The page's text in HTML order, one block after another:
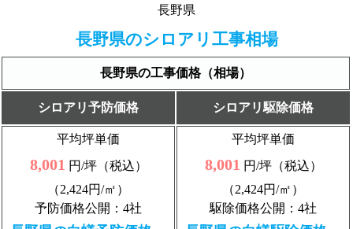
長野県
長野県のシロアリ工事相場
長野県の工事価格（相場）
シロアリ予防価格 シロアリ駆除価格
平均坪単価
8,001 円/坪（税込）
（2,424円/㎡）
予防価格公開：4社
平均坪単価
8,001 円/坪（税込）
（2,424円/㎡）
駆除価格公開：4社